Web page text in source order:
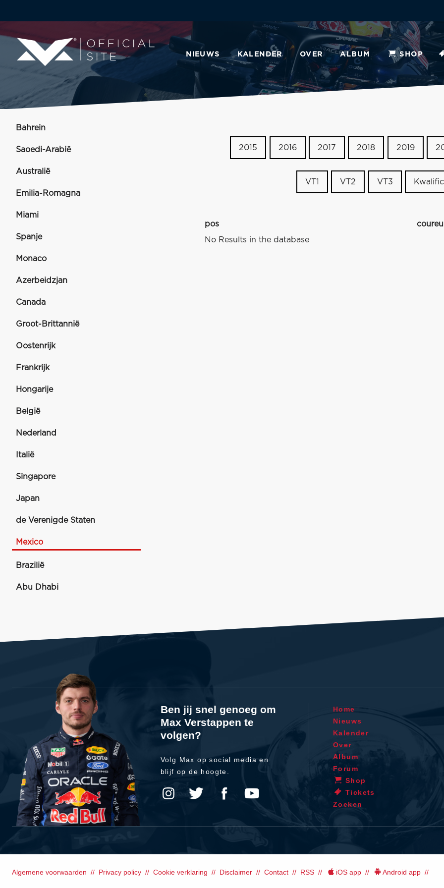
NIEUWS KALENDER OVER ALBUM SHOP
Bahrein
Saoedi-Arabië
Australië
Emilia-Romagna
Miami
Spanje
Monaco
Azerbeidzjan
Canada
Groot-Brittannië
Oostenrijk
Frankrijk
Hongarije
België
Nederland
Italië
Singapore
Japan
de Verenigde Staten
Mexico
Brazilië
Abu Dhabi
2015 2016 2017 2018 2019
VT1 VT2 VT3
pos
No Results in the database
Ben jij snel genoeg om
Max Verstappen te
volgen?
Volg Max op social media en
blijf op de hoogte.
Home
Nieuws
Kalender
Over
Album
Forum
Shop
Tickets
Zoeken
Algemene voorwaarden Privacy policy Cookie verklaring Disclaimer Contact RSS iOS app Android app